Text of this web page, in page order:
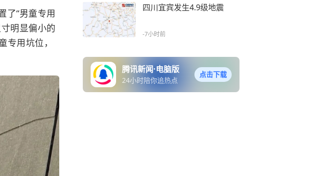
了“男童专用
明显偏小的
专用坑位，
四川宜宾发生4.9级地震
-7小时前
腾讯新闻·电脑版
24小时陪你追热点
点击下载